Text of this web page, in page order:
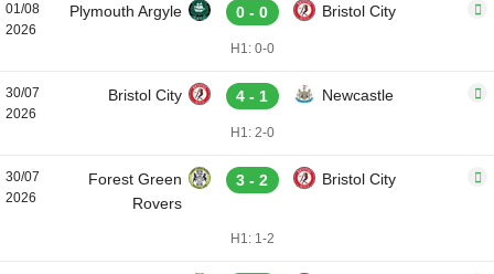
01/08
2026
Plymouth Argyle 0 - 0 Bristol City
H1: 0-0
30/07
2026
Bristol City 4 - 1 Newcastle
H1: 2-0
30/07
2026
Forest Green
Rovers
3 - 2 Bristol City
H1: 1-2